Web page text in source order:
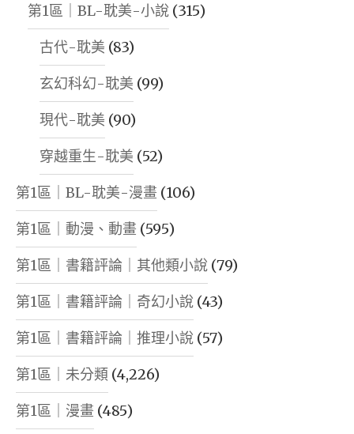
第1區｜BL-耽美-小說 (315)
古代-耽美 (83)
玄幻科幻-耽美 (99)
現代-耽美 (90)
穿越重生-耽美 (52)
第1區｜BL-耽美-漫畫 (106)
第1區｜動漫、動畫 (595)
第1區｜書籍評論｜其他類小說 (79)
第1區｜書籍評論｜奇幻小說 (43)
第1區｜書籍評論｜推理小說 (57)
第1區｜未分類 (4,226)
第1區｜漫畫 (485)